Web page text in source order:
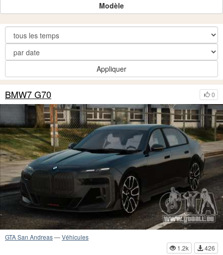
Modèle
Appliquer
0
BMW7 G70
GTA San Andreas—Véhicules
1.2k
426